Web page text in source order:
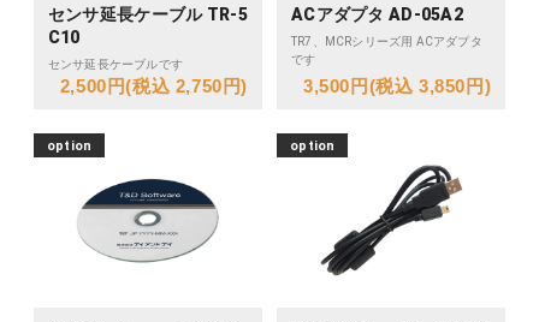
センサ延長ケーブル TR-5
C10
センサ延長ケーブルです
2,500円(税込 2,750円)
ACアダプタ AD-05A2
TR7、MCRシリーズ用 ACアダプタ
です
3,500円(税込 3,850円)
option option